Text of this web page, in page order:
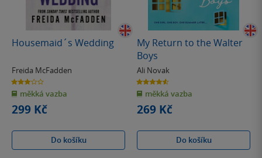
Housemaid´s Wedding
Freida McFadden
3.0
z
5
hvězdiček
měkká vazba
299 Kč
Do košíku
My Return to the Walter
Boys
Ali Novak
4.6
z
5
hvězdiček
měkká vazba
269 Kč
Do košíku